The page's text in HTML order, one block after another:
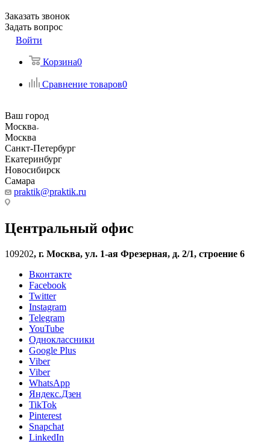
Заказать звонок
Задать вопрос
Войти
Корзина0
Сравнение товаров0
Ваш город
Москва
Москва
Санкт-Петербург
Екатеринбург
Новосибирск
Самара
praktik@praktik.ru
Центральный офис
109202, г. Москва, ул. 1-ая Фрезерная, д. 2/1, строение 6
Вконтакте
Facebook
Twitter
Instagram
Telegram
YouTube
Одноклассники
Google Plus
Viber
Viber
WhatsApp
Яндекс.Дзен
TikTok
Pinterest
Snapchat
LinkedIn